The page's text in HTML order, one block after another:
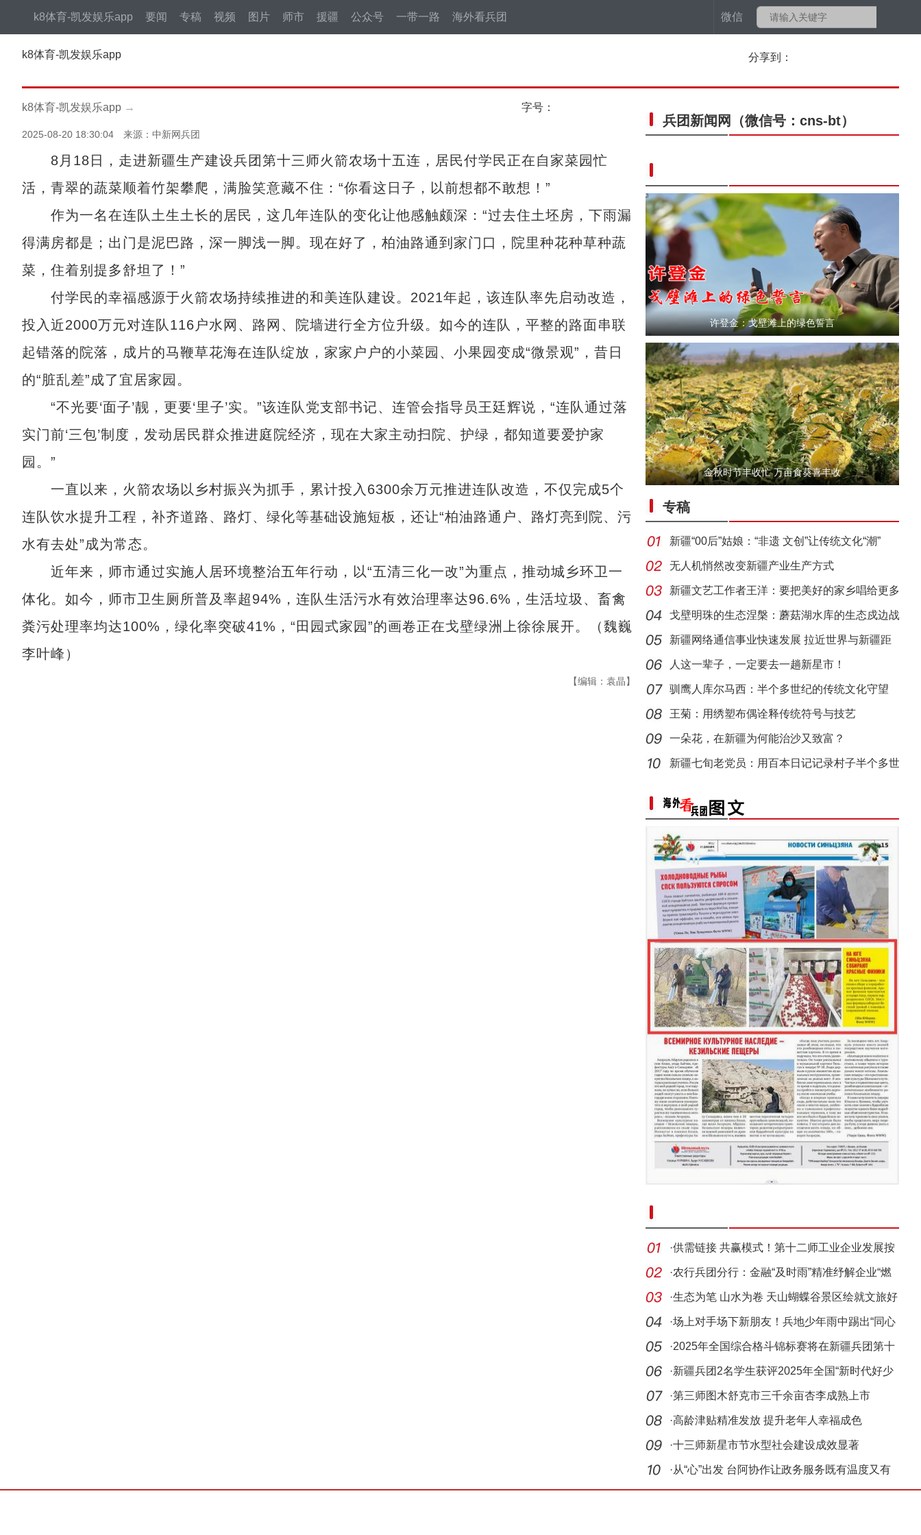
微信
k8体育-凯发娱乐app 要闻 专稿 视频 图片 师市 援疆 公众号 一带一路 海外看兵团
k8体育-凯发娱乐app 分享到：
k8体育-凯发娱乐app → 字号：
2025-08-20 18:30:04 来源：中新网兵团
8月18日，走进新疆生产建设兵团第十三师火箭农场十五连，居民付学民正在自家菜园忙
活，青翠的蔬菜顺着竹架攀爬，满脸笑意藏不住：“你看这日子，以前想都不敢想！”
作为一名在连队土生土长的居民，这几年连队的变化让他感触颇深：“过去住土坯房，下雨漏
得满房都是；出门是泥巴路，深一脚浅一脚。现在好了，柏油路通到家门口，院里种花种草种蔬
菜，住着别提多舒坦了！”
付学民的幸福感源于火箭农场持续推进的和美连队建设。2021年起，该连队率先启动改造，
投入近2000万元对连队116户水网、路网、院墙进行全方位升级。如今的连队，平整的路面串联
起错落的院落，成片的马鞭草花海在连队绽放，家家户户的小菜园、小果园变成“微景观”，昔日
的“脏乱差”成了宜居家园。
“不光要‘面子’靓，更要‘里子’实。”该连队党支部书记、连管会指导员王廷辉说，“连队通过落
实门前‘三包’制度，发动居民群众推进庭院经济，现在大家主动扫院、护绿，都知道要爱护家
园。”
一直以来，火箭农场以乡村振兴为抓手，累计投入6300余万元推进连队改造，不仅完成5个
连队饮水提升工程，补齐道路、路灯、绿化等基础设施短板，还让“柏油路通户、路灯亮到院、污
水有去处”成为常态。
近年来，师市通过实施人居环境整治五年行动，以“五清三化一改”为重点，推动城乡环卫一
体化。如今，师市卫生厕所普及率超94%，连队生活污水有效治理率达96.6%，生活垃圾、畜禽
粪污处理率均达100%，绿化率突破41%，“田园式家园”的画卷正在戈壁绿洲上徐徐展开。（魏巍
李叶峰）
【编辑：袁晶】
兵团新闻网 （微信号：cns-bt）
许登金：戈壁滩上的绿色誓言
【与你为邻】俄罗斯教授：有幸成为新疆发展
【与你为邻】西班牙机械师：希望能感受更多
金秋时节丰收忙 万亩食葵喜丰收
新疆杂话剧《兵团人家2》在乌鲁木齐上演
专稿
新疆“00后”姑娘：“非遗 文创”让传统文化“潮”
无人机悄然改变新疆产业生产方式
新疆文艺工作者王洋：要把美好的家乡唱给更多
人听
戈壁明珠的生态涅槃：蘑菇湖水库的生态戍边战
新疆网络通信事业快速发展 拉近世界与新疆距
离
人这一辈子，一定要去一趟新星市！
驯鹰人库尔马西：半个多世纪的传统文化守望
王菊：用绣塑布偶诠释传统符号与技艺
一朵花，在新疆为何能治沙又致富？
新疆七旬老党员：用百本日记记录村子半个多世
·供需链接 共赢模式！第十二师工业企业发展按
下“加
·农行兵团分行：金融“及时雨”精准纾解企业“燃
眉
·生态为笔 山水为卷 天山蝴蝶谷景区绘就文旅好
风光
·场上对手场下新朋友！兵地少年雨中踢出“同心
球”
·2025年全国综合格斗锦标赛将在新疆兵团第十
二师开
·新疆兵团2名学生获评2025年全国“新时代好少
年”
·第三师图木舒克市三千余亩杏李成熟上市
·高龄津贴精准发放 提升老年人幸福成色
·十三师新星市节水型社会建设成效显著
·从“心”出发 台阿协作让政务服务既有温度又有
速度